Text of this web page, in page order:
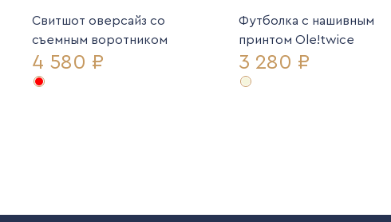
Свитшот оверсайз со
съемным воротником
4 580 ₽
Футболка с нашивным
принтом Ole!twice
3 280 ₽